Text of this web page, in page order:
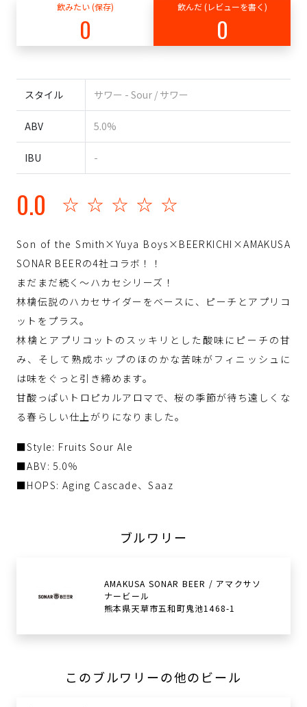
飲みたい (保存)
0
飲んだ (レビューを書く)
0
スタイル サワー - Sour / サワー
ABV 5.0%
IBU -
0.0 ☆☆☆☆☆
Son of the Smith×Yuya Boys×BEERKICHI×AMAKUSA
SONAR BEERの4社コラボ！！
まだまだ続く～ハカセシリーズ！
林檎伝説のハカセサイダーをベースに、ピーチとアプリコ
ットをプラス。
林檎とアプリコットのスッキリとした酸味にピーチの甘
み、そして熟成ホップのほのかな苦味がフィニッシュに
は味をぐっと引き締めます。
甘酸っぱいトロピカルアロマで、桜の季節が待ち遠しくな
る春らしい仕上がりになりました。
■Style: Fruits Sour Ale
■ABV: 5.0％
■HOPS: Aging Cascade、Saaz
ブルワリー
AMAKUSA SONAR BEER / アマクサソ
ナービール
熊本県天草市五和町鬼池1468-1
このブルワリーの他のビール